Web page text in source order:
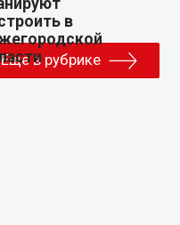
Еще в рубрике